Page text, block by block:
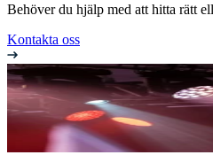
Behöver du hjälp med att hitta rätt
Kontakta oss